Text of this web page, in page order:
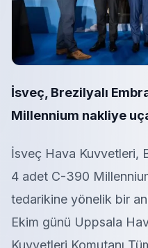
İsveç, Brezilyalı
Millennium nakliye
İsveç Hava Kuvvetleri,
4 adet C-390
tedarikine yönelik bir
Ekim günü Uppsala
Kuvvetleri Komutanı